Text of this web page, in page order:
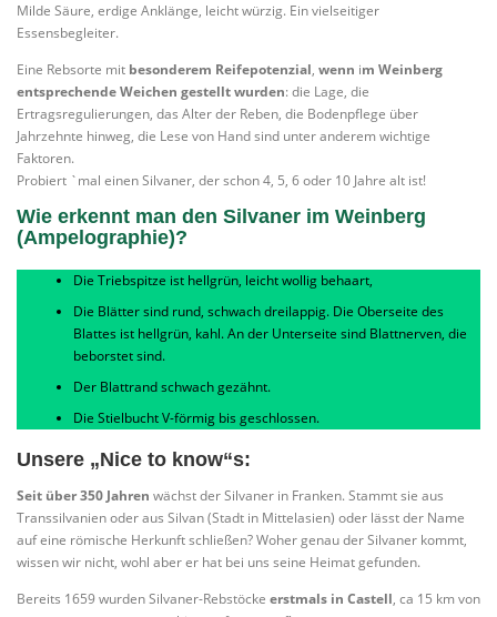
Milde Säure, erdige Anklänge, leicht würzig. Ein vielseitiger
Essensbegleiter.
Eine Rebsorte mit besonderem Reifepotenzial, wenn im Weinberg
entsprechende Weichen gestellt wurden: die Lage, die
Ertragsregulierungen, das Alter der Reben, die Bodenpflege über
Jahrzehnte hinweg, die Lese von Hand sind unter anderem wichtige
Faktoren.
Probiert `mal einen Silvaner, der schon 4, 5, 6 oder 10 Jahre alt ist!
Wie erkennt man den Silvaner im Weinberg
(Ampelographie)?
Die Triebspitze ist hellgrün, leicht wollig behaart,
Die Blätter sind rund, schwach dreilappig. Die Oberseite des
Blattes ist hellgrün, kahl. An der Unterseite sind Blattnerven, die
beborstet sind.
Der Blattrand schwach gezähnt.
Die Stielbucht V-förmig bis geschlossen.
Unsere „Nice to know“s:
Seit über 350 Jahren wächst der Silvaner in Franken. Stammt sie aus
Transsilvanien oder aus Silvan (Stadt in Mittelasien) oder lässt der Name
auf eine römische Herkunft schließen? Woher genau der Silvaner kommt,
wissen wir nicht, wohl aber er hat bei uns seine Heimat gefunden.
Bereits 1659 wurden Silvaner-Rebstöcke erstmals in Castell, ca 15 km von